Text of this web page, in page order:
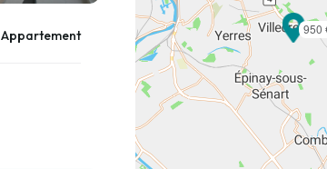
Appartement 950